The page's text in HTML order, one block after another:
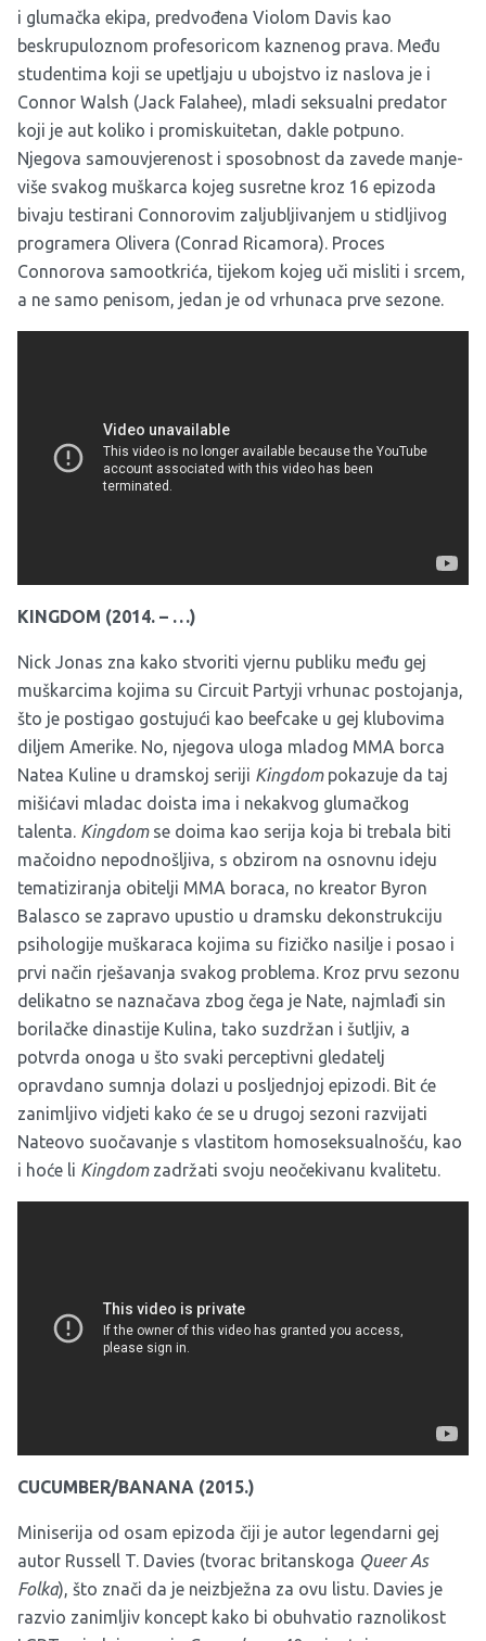
i glumačka ekipa, predvođena Violom Davis kao
beskrupuloznom profesoricom kaznenog prava. Među
studentima koji se upetljaju u ubojstvo iz naslova je i
Connor Walsh (Jack Falahee), mladi seksualni predator
koji je aut koliko i promiskuitetan, dakle potpuno.
Njegova samouvjerenost i sposobnost da zavede manje-
više svakog muškarca kojeg susretne kroz 16 epizoda
bivaju testirani Connorovim zaljubljivanjem u stidljivog
programera Olivera (Conrad Ricamora). Proces
Connorova samootkrića, tijekom kojeg uči misliti i srcem,
a ne samo penisom, jedan je od vrhunaca prve sezone.
KINGDOM (2014. – …)
Nick Jonas zna kako stvoriti vjernu publiku među gej
muškarcima kojima su Circuit Partyji vrhunac postojanja,
što je postigao gostujući kao beefcake u gej klubovima
diljem Amerike. No, njegova uloga mladog MMA borca
Natea Kuline u dramskoj seriji Kingdompokazuje da taj
mišićavi mladac doista ima i nekakvog glumačkog
talenta. Kingdomse doima kao serija koja bi trebala biti
mačoidno nepodnošljiva, s obzirom na osnovnu ideju
tematiziranja obitelji MMA boraca, no kreator Byron
Balasco se zapravo upustio u dramsku dekonstrukciju
psihologije muškaraca kojima su fizičko nasilje i posao i
prvi način rješavanja svakog problema. Kroz prvu sezonu
delikatno se naznačava zbog čega je Nate, najmlađi sin
borilačke dinastije Kulina, tako suzdržan i šutljiv, a
potvrda onoga u što svaki perceptivni gledatelj
opravdano sumnja dolazi u posljednjoj epizodi. Bit će
zanimljivo vidjeti kako će se u drugoj sezoni razvijati
Nateovo suočavanje s vlastitom homoseksualnošću, kao
i hoće li Kingdomzadržati svoju neočekivanu kvalitetu.
CUCUMBER/BANANA (2015.)
Miniserija od osam epizoda čiji je autor legendarni gej
autor Russell T. Davies (tvorac britanskoga Queer As
Folka), što znači da je neizbježna za ovu listu. Davies je
razvio zanimljiv koncept kako bi obuhvatio raznolikost